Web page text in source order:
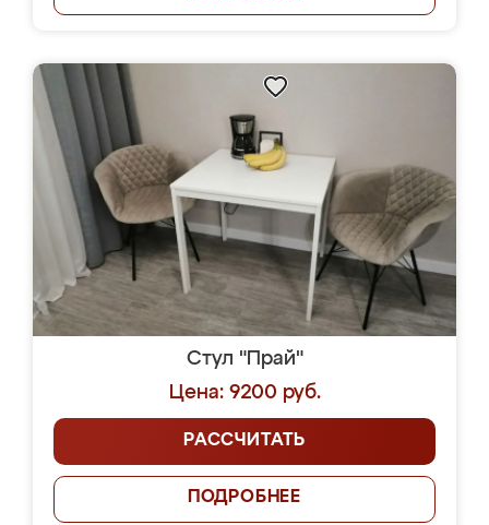
Стул "Прай"
Цена: 9200 руб.
РАССЧИТАТЬ
ПОДРОБНЕЕ